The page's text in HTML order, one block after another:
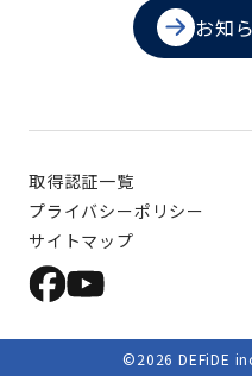
お知
取得認証一覧
プライバシーポリシー
サイトマップ
©︎2026 DEFiDE